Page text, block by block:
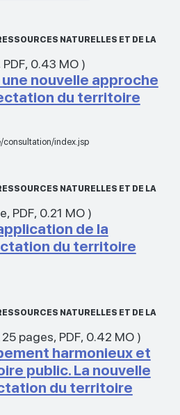
NATURELLES ET DE LA
PDF, 0.43 MO)
nouvelle approche
du territoire
consultation/index.jsp
NATURELLES ET DE LA
, PDF, 0.21 MO)
de la
du territoire
NATURELLES ET DE LA
25 pages, PDF, 0.42 MO)
harmonieux et
public. La nouvelle
du territoire